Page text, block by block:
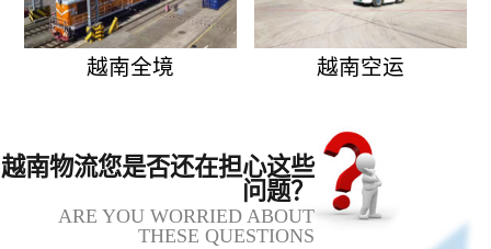
越南全境 越南空运
越南物流您是否还在担心这些
问题？
ARE YOU WORRIED ABOUT
THESE QUESTIONS